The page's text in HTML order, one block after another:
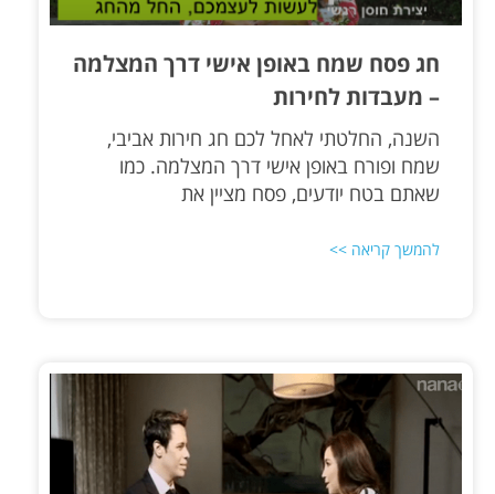
חג פסח שמח באופן אישי דרך המצלמה
– מעבדות לחירות
השנה, החלטתי לאחל לכם חג חירות אביבי,
שמח ופורח באופן אישי דרך המצלמה. כמו
שאתם בטח יודעים, פסח מציין את
להמשך קריאה >>